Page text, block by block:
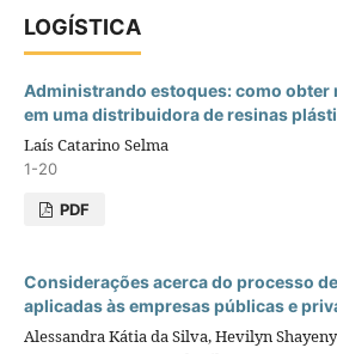
LOGÍSTICA
Administrando estoques: como obter
em uma distribuidora de resinas
Laís Catarino Selma
1-20
PDF
Considerações acerca do processo
aplicadas às empresas públicas e
Alessandra Kátia da Silva, Hevilyn